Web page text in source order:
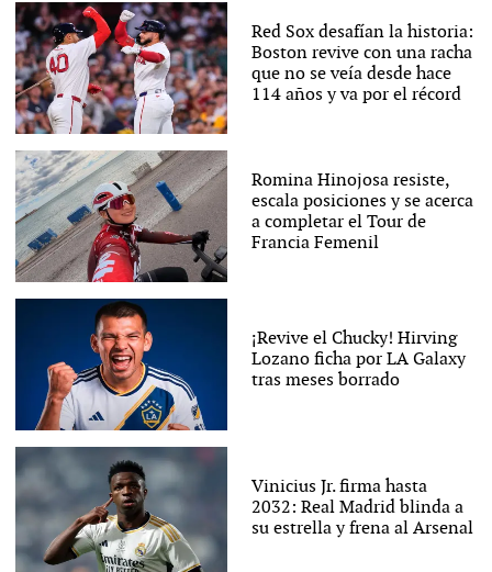
Red Sox desafían la historia:
Boston revive con una racha
que no se veía desde hace
114 años y va por el récord
Romina Hinojosa resiste,
escala posiciones y se acerca
a completar el Tour de
Francia Femenil
¡Revive el Chucky! Hirving
Lozano ficha por LA Galaxy
tras meses borrado
Vinicius Jr. firma hasta
2032: Real Madrid blinda a
su estrella y frena al Arsenal